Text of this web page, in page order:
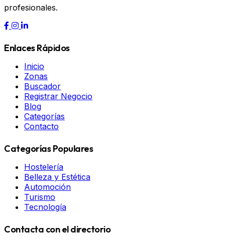
profesionales.
Enlaces Rápidos
Inicio
Zonas
Buscador
Registrar Negocio
Blog
Categorías
Contacto
Categorías Populares
Hostelería
Belleza y Estética
Automoción
Turismo
Tecnología
Contacta con el directorio